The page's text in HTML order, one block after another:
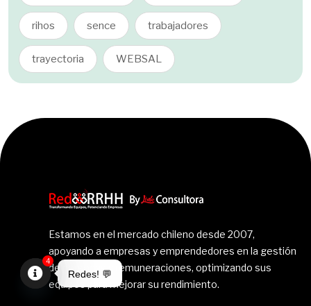
rihos sence trabajadores
trayectoria WEBSAL
Estamos en el mercado chileno desde 2007,
apoyando a empresas y emprendedores en la gestión
de personas y remuneraciones, optimizando sus
equipos para mejorar su rendimiento.
Redes! 💬
4